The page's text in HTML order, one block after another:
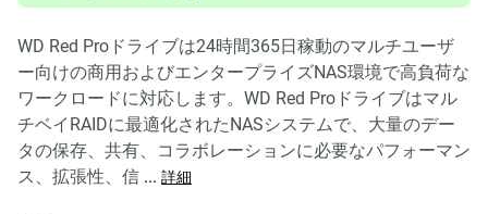
WD Red Proドライブは24時間365日稼動のマルチユーザ
ー向けの商用およびエンタープライズNAS環境で高負荷な
ワークロードに対応します。WD Red Proドライブはマル
チベイRAIDに最適化されたNASシステムで、大量のデー
タの保存、共有、コラボレーションに必要なパフォーマン
ス、拡張性、信 ... 詳細